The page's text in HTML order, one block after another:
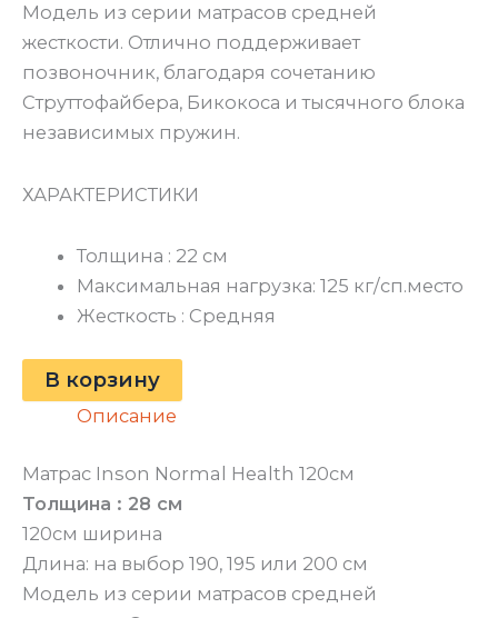
Модель из серии матрасов средней
жесткости. Отлично поддерживает
позвоночник, благодаря сочетанию
Струттофайбера, Бикокоса и тысячного блока
независимых пружин.
ХАРАКТЕРИСТИКИ
Толщина : 22 см
Максимальная нагрузка: 125 кг/сп.место
Жесткость : Средняя
В корзину
Описание
Матрас Inson Normal Health 120см
Толщина : 28 см
120см ширина
Длина: на выбор 190, 195 или 200 см
Модель из серии матрасов средней